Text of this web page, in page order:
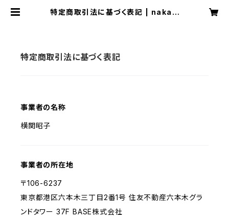
特定商取引法に基づく表記 | nakaw
特定商取引法に基づく表記
事業者の名称
横関昭子
事業者の所在地
〒106-6237
東京都港区六本木三丁目2番1号 住友不動産六本木グラ
ンドタワー 37F BASE株式会社